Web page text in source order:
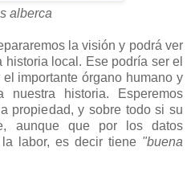
alberca
la visión y podrá ver
historia local. Ese podría ser el
importante órgano humano y
historia. Esperemos
propiedad, y sobre todo si su
aunque que por los datos
labor, es decir tiene "buena